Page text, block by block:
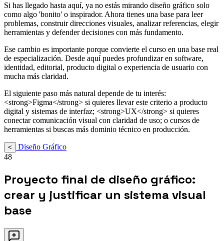
Si has llegado hasta aquí, ya no estás mirando diseño gráfico solo
como algo 'bonito' o inspirador. Ahora tienes una base para leer
problemas, construir direcciones visuales, analizar referencias, elegir
herramientas y defender decisiones con más fundamento.
Ese cambio es importante porque convierte el curso en una base real
de especialización. Desde aquí puedes profundizar en software,
identidad, editorial, producto digital o experiencia de usuario con
mucha más claridad.
El siguiente paso más natural depende de tu interés:
<strong>Figma</strong> si quieres llevar este criterio a producto
digital y sistemas de interfaz; <strong>UX</strong> si quieres
conectar comunicación visual con claridad de uso; o cursos de
herramientas si buscas más dominio técnico en producción.
<
Diseño Gráfico
48
Proyecto final de diseño gráfico:
crear y justificar un sistema visual
base